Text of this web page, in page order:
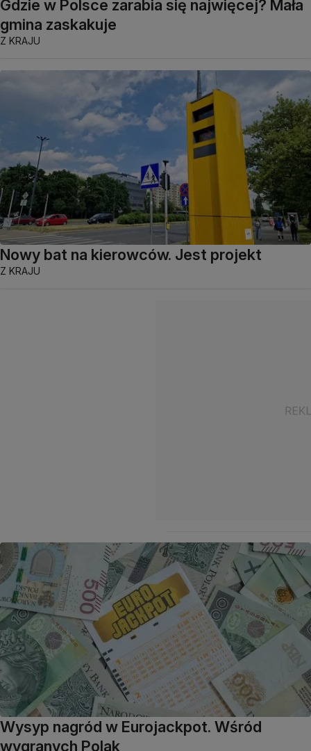
Gdzie w Polsce zarabia się najwięcej? Mała
gmina zaskakuje
Z KRAJU
Nowy bat na kierowców. Jest projekt
Z KRAJU
Wysyp nagród w Eurojackpot. Wśród
wygranych Polak